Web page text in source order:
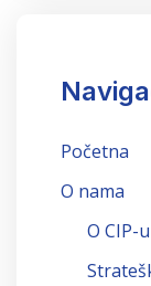
Početna
O nama
O CIP-u